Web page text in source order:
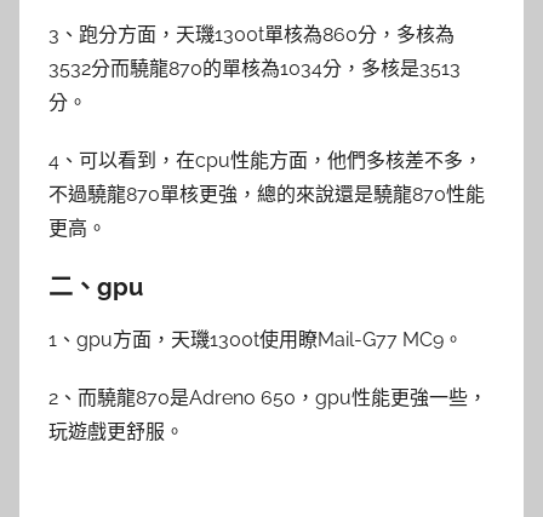
3、跑分方面，天璣1300t單核為860分，多核為
3532分而驍龍870的單核為1034分，多核是3513
分。
4、可以看到，在cpu性能方面，他們多核差不多，
不過驍龍870單核更強，總的來說還是驍龍870性能
更高。
二、gpu
1、gpu方面，天璣1300t使用瞭Mail-G77 MC9。
2、而驍龍870是Adreno 650，gpu性能更強一些，
玩遊戲更舒服。